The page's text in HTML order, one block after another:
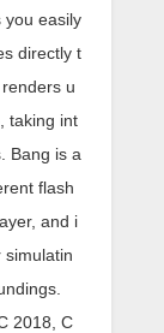
you easily
directly t
u
taking int
Bang is a
flash
and i
simulatin
2018, C